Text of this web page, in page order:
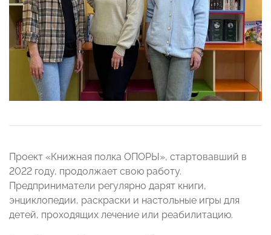
Проект «Книжная полка ОПОРЫ», стартовавший в
2022 году, продолжает свою работу.
Предприниматели регулярно дарят книги,
энциклопедии, раскраски и настольные игры для
детей, проходящих лечение или реабилитацию.